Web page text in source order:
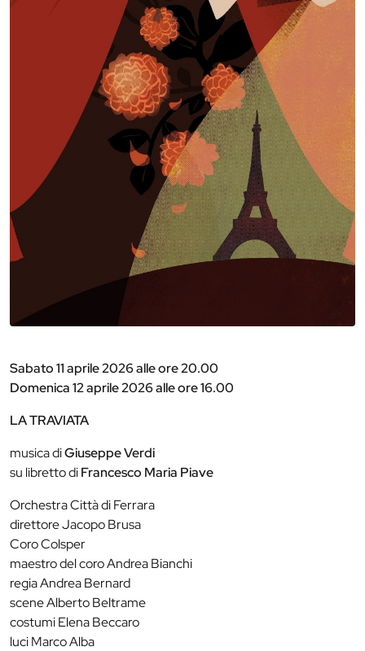
Sabato 11 aprile 2026 alle ore 20.00
Domenica 12 aprile 2026 alle ore 16.00
LA TRAVIATA
musica diGiuseppe Verdi
su libretto diFrancesco Maria Piave
Orchestra Città di Ferrara
direttore Jacopo Brusa
Coro Colsper
maestro del coro Andrea Bianchi
regia Andrea Bernard
scene Alberto Beltrame
costumi Elena Beccaro
luci Marco Alba